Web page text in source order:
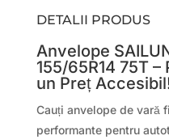
DETALII PRODUS
Anvelope
155/65R14 75T
un Preț
Cauți anvelope de vară
performante pentru